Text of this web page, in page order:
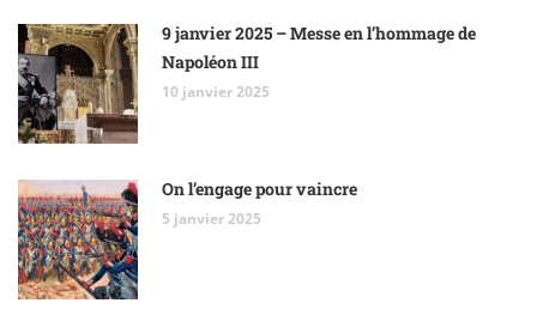
9 janvier 2025 – Messe en l’hommage de
Napoléon III
10 janvier 2025
On l’engage pour vaincre
5 janvier 2025